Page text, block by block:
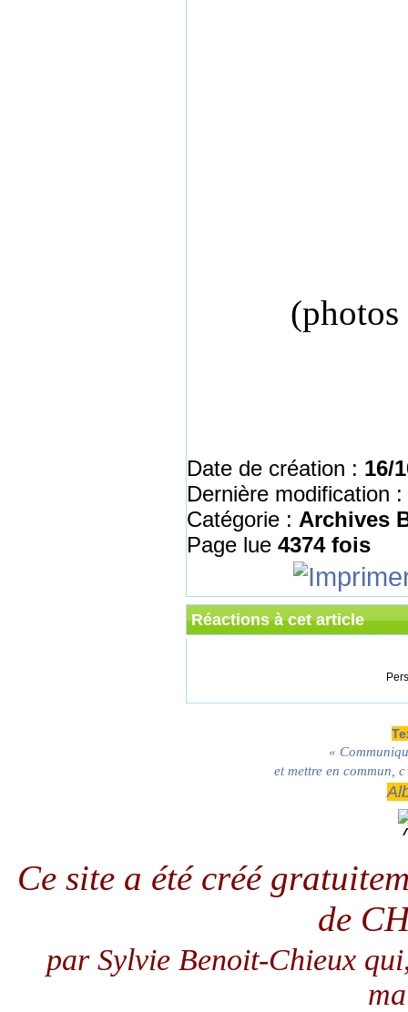
Date de création : 16/
Dernière modification :
Catégorie : Archives
Page lue 4374 fois
Réactions à cet article
«
et mettre en commun,
Ce site a été créé
de
par Sylvie Benoit-Chieux